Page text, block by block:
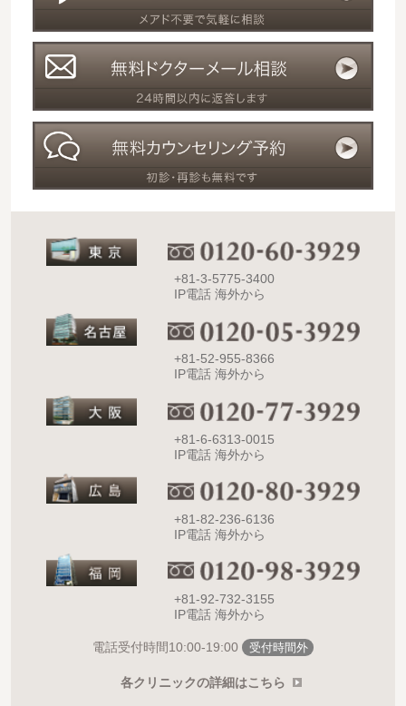
+81-3-5775-3400
IP電話 海外から
+81-52-955-8366
IP電話 海外から
+81-6-6313-0015
IP電話 海外から
+81-82-236-6136
IP電話 海外から
+81-92-732-3155
IP電話 海外から
電話受付時間10:00-19:00 受付時間外
各クリニックの詳細はこちら